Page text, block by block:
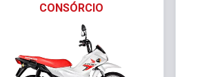
CONSÓRCIO